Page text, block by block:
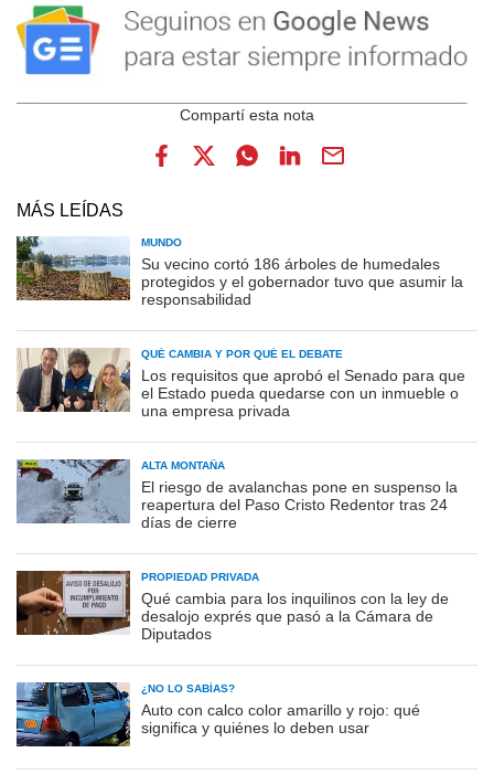
MÁS LEÍDAS
MUNDO
Su vecino cortó 186 árboles de humedales
protegidos y el gobernador tuvo que asumir la
responsabilidad
QUÉ CAMBIA Y POR QUÉ EL DEBATE
Los requisitos que aprobó el Senado para que
el Estado pueda quedarse con un inmueble o
una empresa privada
ALTA MONTAÑA
El riesgo de avalanchas pone en suspenso la
reapertura del Paso Cristo Redentor tras 24
días de cierre
PROPIEDAD PRIVADA
Qué cambia para los inquilinos con la ley de
desalojo exprés que pasó a la Cámara de
Diputados
¿NO LO SABÍAS?
Auto con calco color amarillo y rojo: qué
significa y quiénes lo deben usar